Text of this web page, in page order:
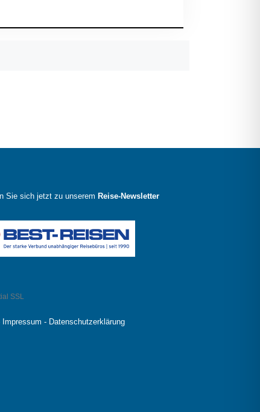
Sie sich jetzt zu unserem Reise-Newsletter
SSL
Impressum - Datenschutzerklärung